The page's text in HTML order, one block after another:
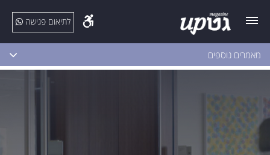
לתיאום פגישה
מאמרים נוספים